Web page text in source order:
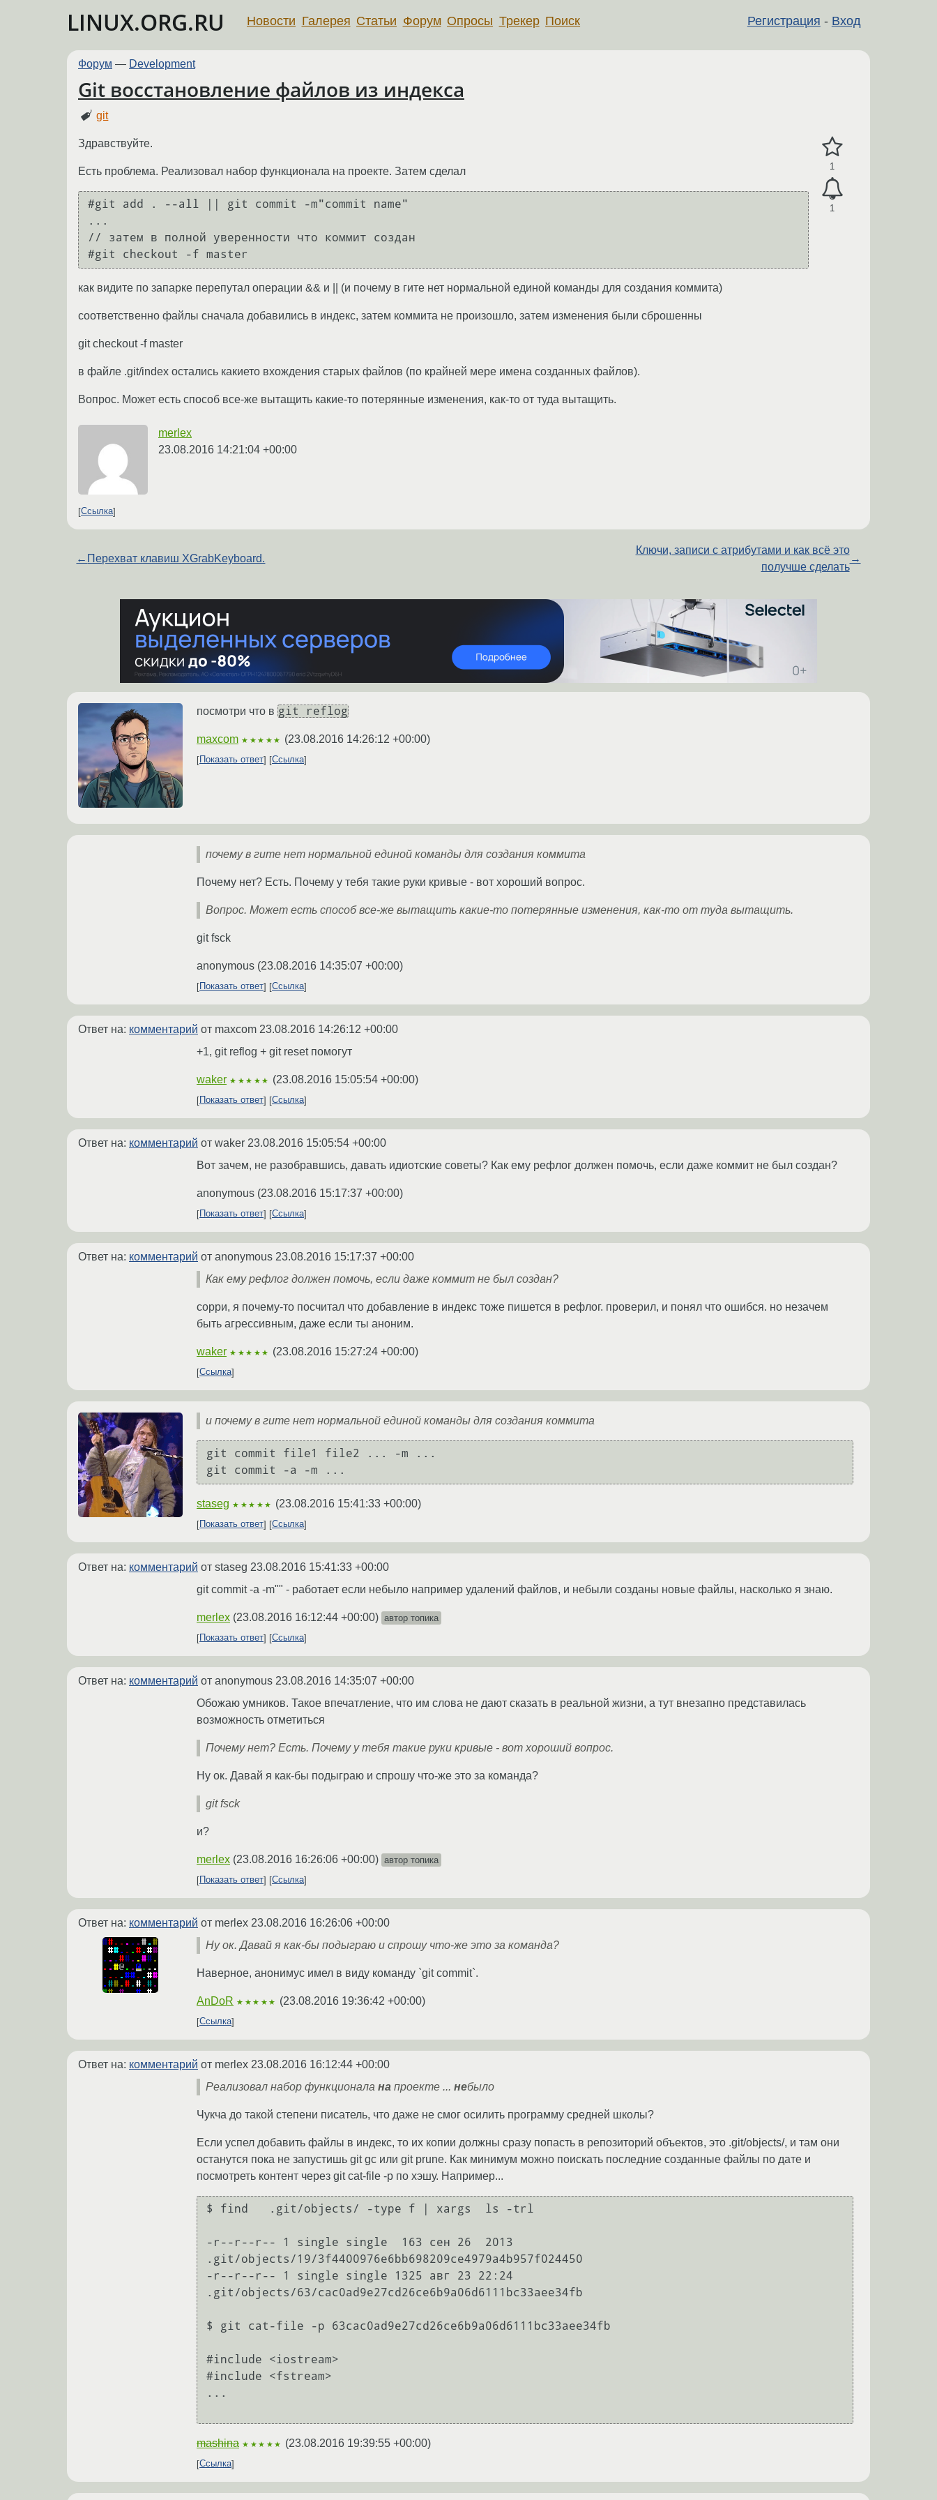
LINUX.ORG.RU Регистрация - Вход
Новости Галерея Статьи Форум Опросы Трекер Поиск
Форум — Development
Git восстановление файлов из индекса
git
1
1
Здравствуйте.
Есть проблема. Реализовал набор функционала на проекте. Затем сделал
#git add . --all || git commit -m"commit name"
...
// затем в полной уверенности что коммит создан
как видите по запарке перепутал операции && и || (и почему в гите нет нормальной единой команды для создания коммита)
соответственно файлы сначала добавились в индекс, затем коммита не произошло, затем изменения были сброшенны
git checkout -f master
в файле .git/index остались какието вхождения старых файлов (по крайней мере имена созданных файлов).
Вопрос. Может есть способ все-же вытащить какие-то потерянные изменения, как-то от туда вытащить.
merlex
23.08.2016 14:21:04 +00:00
Ссылка
← Перехват клавиш XGrabKeyboard.
Ключи, записи с атрибутами и как всё это
получше сделать
→
посмотри что в git reflog
maxcom ★★★★★ (23.08.2016 14:26:12 +00:00)
Показать ответ Ссылка
почему в гите нет нормальной единой команды для создания коммита
Почему нет? Есть. Почему у тебя такие руки кривые - вот хороший вопрос.
Вопрос. Может есть способ все-же вытащить какие-то потерянные изменения, как-то от туда вытащить.
git fsck
anonymous (23.08.2016 14:35:07 +00:00)
Показать ответ Ссылка
Ответ на: комментарий от maxcom 23.08.2016 14:26:12 +00:00
+1, git reflog + git reset помогут
waker ★★★★★ (23.08.2016 15:05:54 +00:00)
Показать ответ Ссылка
Ответ на: комментарий от waker 23.08.2016 15:05:54 +00:00
Вот зачем, не разобравшись, давать идиотские советы? Как ему рефлог должен помочь, если даже коммит не был создан?
anonymous (23.08.2016 15:17:37 +00:00)
Показать ответ Ссылка
Ответ на: комментарий от anonymous 23.08.2016 15:17:37 +00:00
Как ему рефлог должен помочь, если даже коммит не был создан?
сорри, я почему-то посчитал что добавление в индекс тоже пишется в рефлог. проверил, и понял что ошибся. но незачем
быть агрессивным, даже если ты аноним.
waker ★★★★★ (23.08.2016 15:27:24 +00:00)
Ссылка
и почему в гите нет нормальной единой команды для создания коммита
git commit file1 file2 ... -m ...
staseg ★★★★★ (23.08.2016 15:41:33 +00:00)
Показать ответ Ссылка
Ответ на: комментарий от staseg 23.08.2016 15:41:33 +00:00
git commit -a -m"" - работает если небыло например удалений файлов, и небыли созданы новые файлы, насколько я знаю.
merlex (23.08.2016 16:12:44 +00:00) автор топика
Показать ответ
Ссылка
Ответ на: комментарий от anonymous 23.08.2016 14:35:07 +00:00
Обожаю умников. Такое впечатление, что им слова не дают сказать в реальной жизни, а тут внезапно представилась
возможность отметиться
Почему нет? Есть. Почему у тебя такие руки кривые - вот хороший вопрос.
Ну ок. Давай я как-бы подыграю и спрошу что-же это за команда?
git fsck
и?
merlex (23.08.2016 16:26:06 +00:00) автор топика
Показать ответ
Ссылка
Ответ на: комментарий от merlex 23.08.2016 16:26:06 +00:00
Ну ок. Давай я как-бы подыграю и спрошу что-же это за команда?
Наверное, анонимус имел в виду команду `git commit`.
AnDoR ★★★★★ (23.08.2016 19:36:42 +00:00)
Ссылка
Ответ на: комментарий от merlex 23.08.2016 16:12:44 +00:00
Реализовал набор функционала на проекте ... небыло
Чукча до такой степени писатель, что даже не смог осилить программу средней школы?
Если успел добавить файлы в индекс, то их копии должны сразу попасть в репозиторий объектов, это .git/objects/, и там они
останутся пока не запустишь git gc или git prune. Как минимум можно поискать последние созданные файлы по дате и
посмотреть контент через git cat-file -p по хэшу. Например...
$ find   .git/objects/ -type f | xargs  ls -trl
-r--r--r-- 1 single single  163 сен 26  2013
.git/objects/19/3f4400976e6bb698209ce4979a4b957f024450
-r--r--r-- 1 single single 1325 авг 23 22:24
.git/objects/63/cac0ad9e27cd26ce6b9a06d6111bc33aee34fb
$ git cat-file -p 63cac0ad9e27cd26ce6b9a06d6111bc33aee34fb
#include <iostream>
#include <fstream>
...
mashina ★★★★★ (23.08.2016 19:39:55 +00:00)
Ссылка